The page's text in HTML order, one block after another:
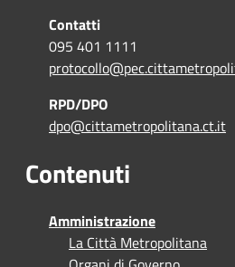
Contatti
095 401 1111
RPD/DPO
dpo@cittametropolitana.ct.it
Contenuti
Amministrazione
La Città Metropolitana